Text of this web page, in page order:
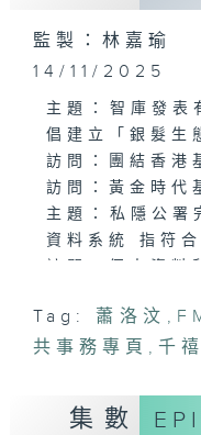
監製：林嘉瑜
14/11/2025
主題：智庫發表
倡建立「銀髮生
訪問：團結香港
訪問：黃金時代
主題：私隱公署
資料系統 指符
主題：11個月
兩周因併發症延
訪問：港大醫
Tag: 蕭洛汶 ,
共事務專頁 ,千
集數